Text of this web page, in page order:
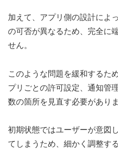
加えて、アプリ側の設計によ
の可否が異なるため、完全に
せん。
このような問題を緩和するた
プリごとの許可設定、通知管
数の箇所を見直す必要がありま
初期状態ではユーザーが意図
てしまうため、細かく調整す